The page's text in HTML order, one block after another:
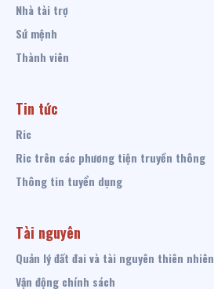
Nhà tài trợ
Sứ mệnh
Thành viên
Tin tức
Ric
Ric trên các phương tiện truyền thông
Thông tin tuyển dụng
Tài nguyên
Quản lý đất đai và tài nguyên thiên nhiên
Vận động chính sách